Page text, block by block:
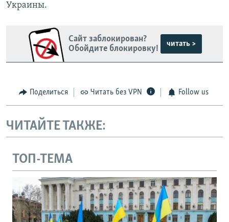
Украины.
Сайт заблокирован?
Обойдите блокировку!
читать >
Поделиться Читать без VPN Follow us
ЧИТАЙТЕ ТАКЖЕ:
ТОП-ТЕМА